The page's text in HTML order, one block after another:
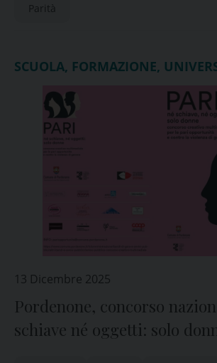
Parità
SCUOLA, FORMAZIONE,
13 Dicembre 2025
Pordenone, concorso
schiave né oggetti: solo